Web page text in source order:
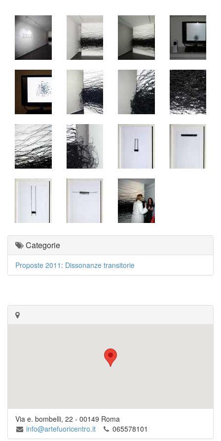
Categorie
Proposte 2011: Dissonanze transitorie
Via e. bombelli, 22 - 00149 Roma
info@artefuoricentro.it
065578101